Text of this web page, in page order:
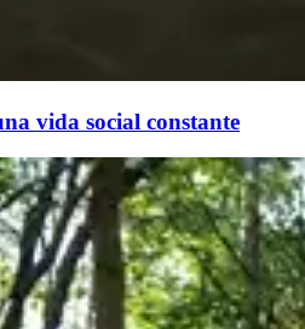
vida social constante